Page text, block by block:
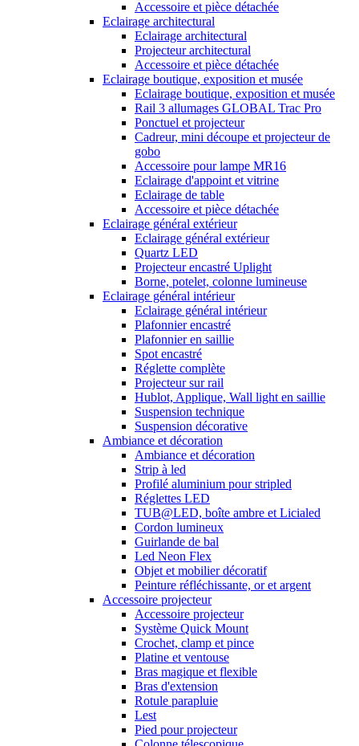
Accessoire et pièce détachée
Eclairage architectural
Eclairage architectural
Projecteur architectural
Accessoire et pièce détachée
Eclairage boutique, exposition et musée
Eclairage boutique, exposition et musée
Rail 3 allumages GLOBAL Trac Pro
Ponctuel et projecteur
Cadreur, mini découpe et projecteur de
gobo
Accessoire pour lampe MR16
Eclairage d'appoint et vitrine
Eclairage de table
Accessoire et pièce détachée
Eclairage général extérieur
Eclairage général extérieur
Quartz LED
Projecteur encastré Uplight
Borne, potelet, colonne lumineuse
Eclairage général intérieur
Eclairage général intérieur
Plafonnier encastré
Plafonnier en saillie
Spot encastré
Réglette complète
Projecteur sur rail
Hublot, Applique, Wall light en saillie
Suspension technique
Suspension décorative
Ambiance et décoration
Ambiance et décoration
Strip à led
Profilé aluminium pour stripled
Réglettes LED
TUB@LED, boîte ambre et Licialed
Cordon lumineux
Guirlande de bal
Led Neon Flex
Objet et mobilier décoratif
Peinture réfléchissante, or et argent
Accessoire projecteur
Accessoire projecteur
Système Quick Mount
Crochet, clamp et pince
Platine et ventouse
Bras magique et flexible
Bras d'extension
Rotule parapluie
Lest
Pied pour projecteur